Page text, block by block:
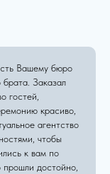
Вашему бюро
Заказал
гостей,
красиво,
агентство
чтобы
к вам по
достойно,